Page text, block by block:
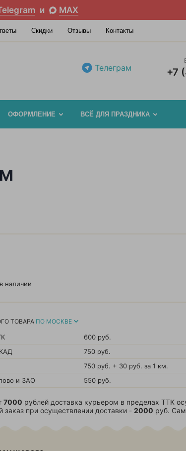
и MAX
Скидки Отзывы Контакты
Телеграм +7
ОФОРМЛЕНИЕ ВСЁ ДЛЯ ПРАЗДНИКА
наличии
ТОВАРА ПО МОСКВЕ
600 руб.
750 руб.
750 руб. + 30 руб. за 1 км.
и ЗАО
550 руб.
7000 рублей доставка курьером в пределах ТТК
при осуществлении доставки - 2000 руб.